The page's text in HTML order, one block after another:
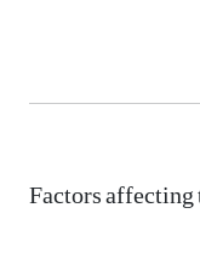
Factors